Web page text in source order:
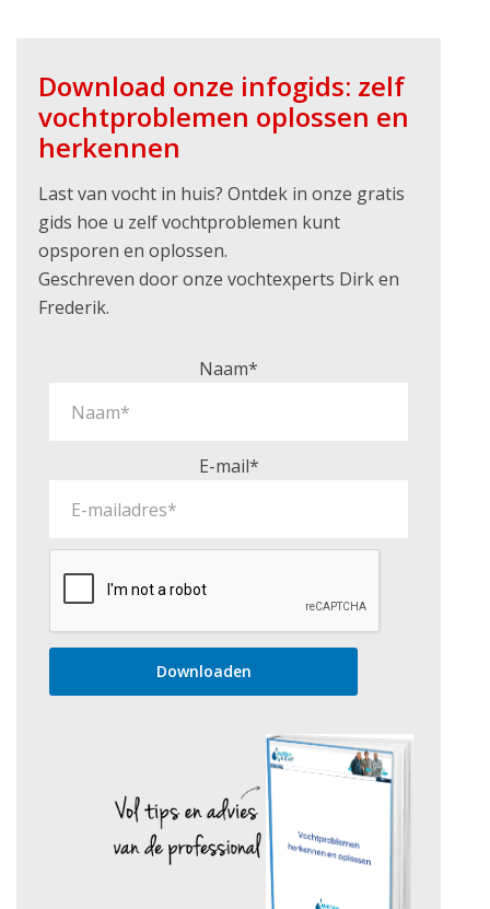
Download onze infogids: zelf
vochtproblemen oplossen en
herkennen
Last van vocht in huis? Ontdek in onze gratis
gids hoe u zelf vochtproblemen kunt
opsporen en oplossen.
Geschreven door onze vochtexperts Dirk en
Frederik.
Naam*
E-mail*